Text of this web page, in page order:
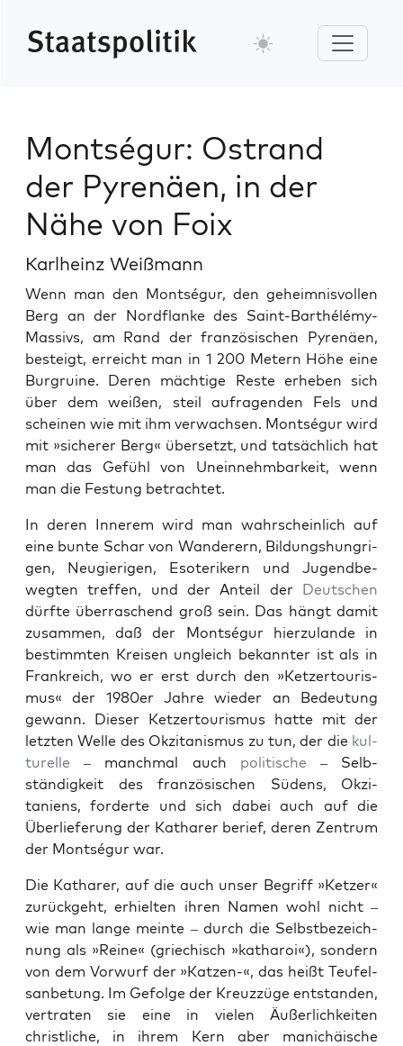
Montségur: Ostrand
der Pyrenäen, in der
Nähe von Foix
Karlheinz Weißmann
Wenn man den Montségur, den geheimnisvollen
Berg an der Nord­flanke des Saint-Barthélémy-
Mas­sivs, am Rand der franzö­sis­chen Pyrenäen,
besteigt, erre­icht man in 1 200 Metern Höhe eine
Bur­gru­ine. Deren mächtige Reste erheben sich
über dem weißen, steil aufra­gen­den Fels und
scheinen wie mit ihm verwach­sen. Montségur wird
mit »sicher­er Berg« über­set­zt, und tat­säch­lich hat
man das Gefühl von Unein­nehm­barkeit, wenn
man die Fes­tung betra­chtet.
In deren Innerem wird man wahrschein­lich auf
eine bunte Schar von Wan­der­ern, Bil­dung­shun­gri­
gen, Neugieri­gen, Eso­terik­ern und Jugend­be­
wegten tre­f­fen, und der Anteil der Deutschen
dürfte über­raschend groß sein. Das hängt damit
zusam­men, daß der Montségur hierzu­lande in
bes­timmten Kreisen ungle­ich bekan­nter ist als in
Frankre­ich, wo er erst durch den »Ket­zer­touris­
mus« der 1980er Jahre wieder an Bedeu­tung
gewann. Dieser Ket­zer­touris­mus hat­te mit der
let­zten Welle des Okz­i­tanis­mus zu tun, der die kul­
turelle – manch­mal auch poli­tis­che – Selb­
ständigkeit des franzö­sis­chen Südens, Okz­i­
taniens, forderte und sich dabei auch auf die
Über­liefer­ung der Kathar­er berief, deren Zen­trum
der Montségur war.
Die Kathar­er, auf die auch unser Begriff »Ket­zer«
zurück­ge­ht, erhiel­ten ihren Namen wohl nicht –
wie man lange meinte – durch die Selb­st­beze­ich­
nung als »Reine« (griechisch »katharoi«), son­dern
von dem Vor­wurf der »Katzen-«, das heißt Teufel­
san­be­tung. Im Gefolge der Kreuz­züge ent­standen,
ver­trat­en sie eine in vie­len Äußer­lichkeit­en
christliche, in ihrem Kern aber manichäis­che